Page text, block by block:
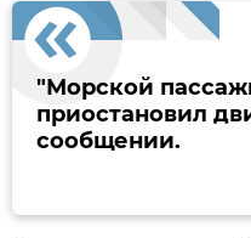
"Морской
приостановил
сообщении.